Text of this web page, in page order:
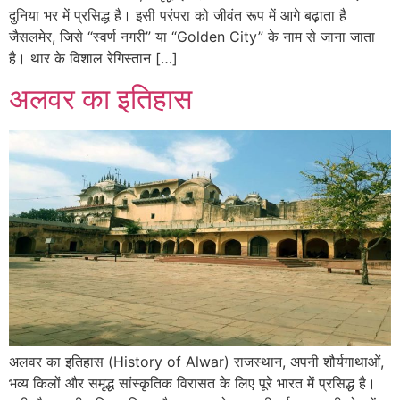
दुनिया भर में प्रसिद्ध है। इसी परंपरा को जीवंत रूप में आगे बढ़ाता है
जैसलमेर, जिसे “स्वर्ण नगरी” या “Golden City” के नाम से जाना जाता
है। थार के विशाल रेगिस्तान […]
अलवर का इतिहास
अलवर का इतिहास (History of Alwar) राजस्थान, अपनी शौर्यगाथाओं,
भव्य किलों और समृद्ध सांस्कृतिक विरासत के लिए पूरे भारत में प्रसिद्ध है।